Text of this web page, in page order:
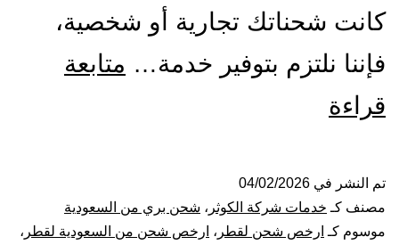
كانت شحناتك تجارية أو شخصية،
فإننا نلتزم بتوفير خدمة… متابعة
قراءة
من
جدة
تم النشر في 04/02/2026
مصنف كـ خدمات شركة الكوثر ، شحن بري من السعودية
موسوم كـ ارخص شحن لقطر ، ارخص شحن من السعودية لقطر ،